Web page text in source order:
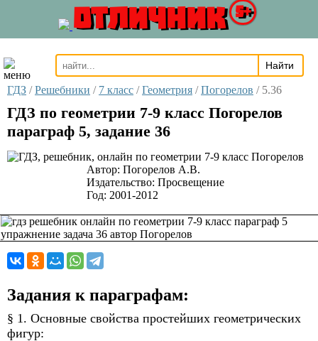
ОТЛИЧНИК 5+
ГДЗ / Решебники / 7 класс / Геометрия / Погорелов / 5.36
ГДЗ по геометрии 7-9 класс Погорелов
параграф 5, задание 36
Автор: Погорелов А.В.
Издательство: Просвещение
Год: 2001-2012
Задания к параграфам:
§ 1. Основные свойства простейших геометрических
фигур: